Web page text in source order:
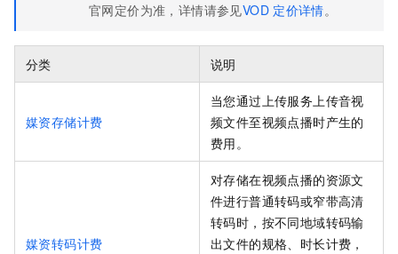
官网定价为准，详情请参见VOD 定价详情。
分类 说明
媒资存储计费
当您通过上传服务上传音视
频文件至视频点播时产生的
费用。
媒资转码计费
对存储在视频点播的资源文
件进行普通转码或窄带高清
转码时，按不同地域转码输
出文件的规格、时长计费，